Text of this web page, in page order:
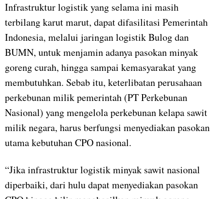
Infrastruktur logistik yang selama ini masih
terbilang karut marut, dapat difasilitasi Pemerintah
Indonesia, melalui jaringan logistik Bulog dan
BUMN, untuk menjamin adanya pasokan minyak
goreng curah, hingga sampai kemasyarakat yang
membutuhkan. Sebab itu, keterlibatan perusahaan
perkebunan milik pemerintah (PT Perkebunan
Nasional) yang mengelola perkebunan kelapa sawit
milik negara, harus berfungsi menyediakan pasokan
utama kebutuhan CPO nasional.
“Jika infrastruktur logistik minyak sawit nasional
diperbaiki, dari hulu dapat menyediakan pasokan